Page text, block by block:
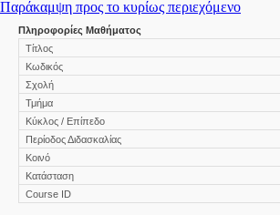
Παράκαμψη προς το κυρίως περιεχόμενο
Πληροφορίες Μαθήματος
Τίτλος
Κωδικός
Σχολή
Τμήμα
Κύκλος / Επίπεδο
Περίοδος Διδασκαλίας
Κοινό
Κατάσταση
Course ID